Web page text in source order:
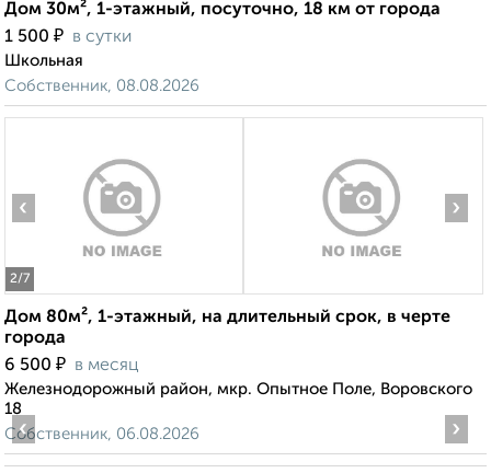
Дом 30м², 1-этажный, посуточно, 18 км от города
1 500 ₽ в сутки
Школьная
Собственник, 08.08.2026
2/7
‹ ›
Дом 80м², 1-этажный, на длительный срок, в черте
города
6 500 ₽ в месяц
Железнодорожный район, мкр. Опытное Поле, Воровского
18
Собственник, 06.08.2026
‹ ›